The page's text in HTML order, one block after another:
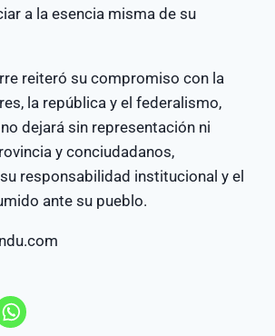
a la esencia misma de su
reiteró su compromiso con la
la república y el federalismo,
dejará sin representación ni
y conciudadanos,
responsabilidad institucional y el
ante su pueblo.